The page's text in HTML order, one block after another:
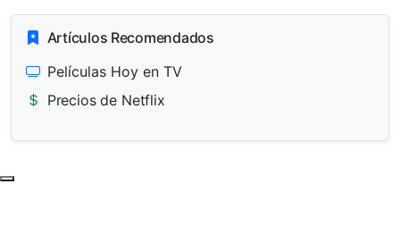
Artículos Recomendados
Películas Hoy en TV
Precios de Netflix